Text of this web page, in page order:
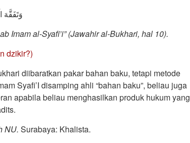
وَتَفَقَّهَ
Imam al-Syafi’i” (Jawahir al-Bukhari, hal 10).
dzikir?)
diibaratkan pakar bahan baku, tetapi metode
Syafi’I disamping ahli “bahan baku”, beliau juga
apabila beliau menghasilkan produk hukum yang
NU. Surabaya: Khalista.